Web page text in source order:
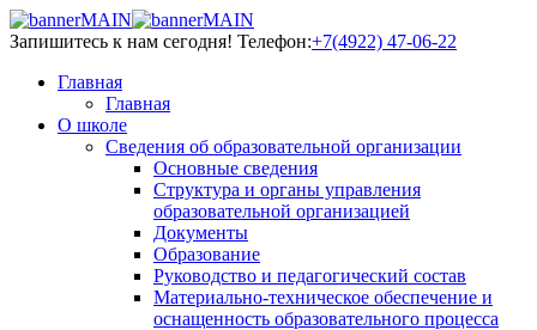
Запишитесь к нам сегодня! Телефон:+7(4922) 47-06-22
Главная
Главная
О школе
Сведения об образовательной организации
Основные сведения
Структура и органы управления
образовательной организацией
Документы
Образование
Руководство и педагогический состав
Материально-техническое обеспечение и
оснащенность образовательного процесса